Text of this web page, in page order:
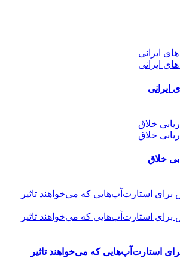
ایرانی
خلاق
استارت‌آپ‌هایی که می‌خواهند تاثیر